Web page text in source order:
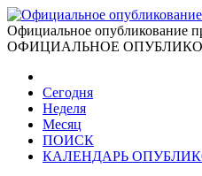
Официальное опубликование
ОФИЦИАЛЬНОЕ
Сегодня
Неделя
Месяц
ПОИСК
КАЛЕНДАРЬ